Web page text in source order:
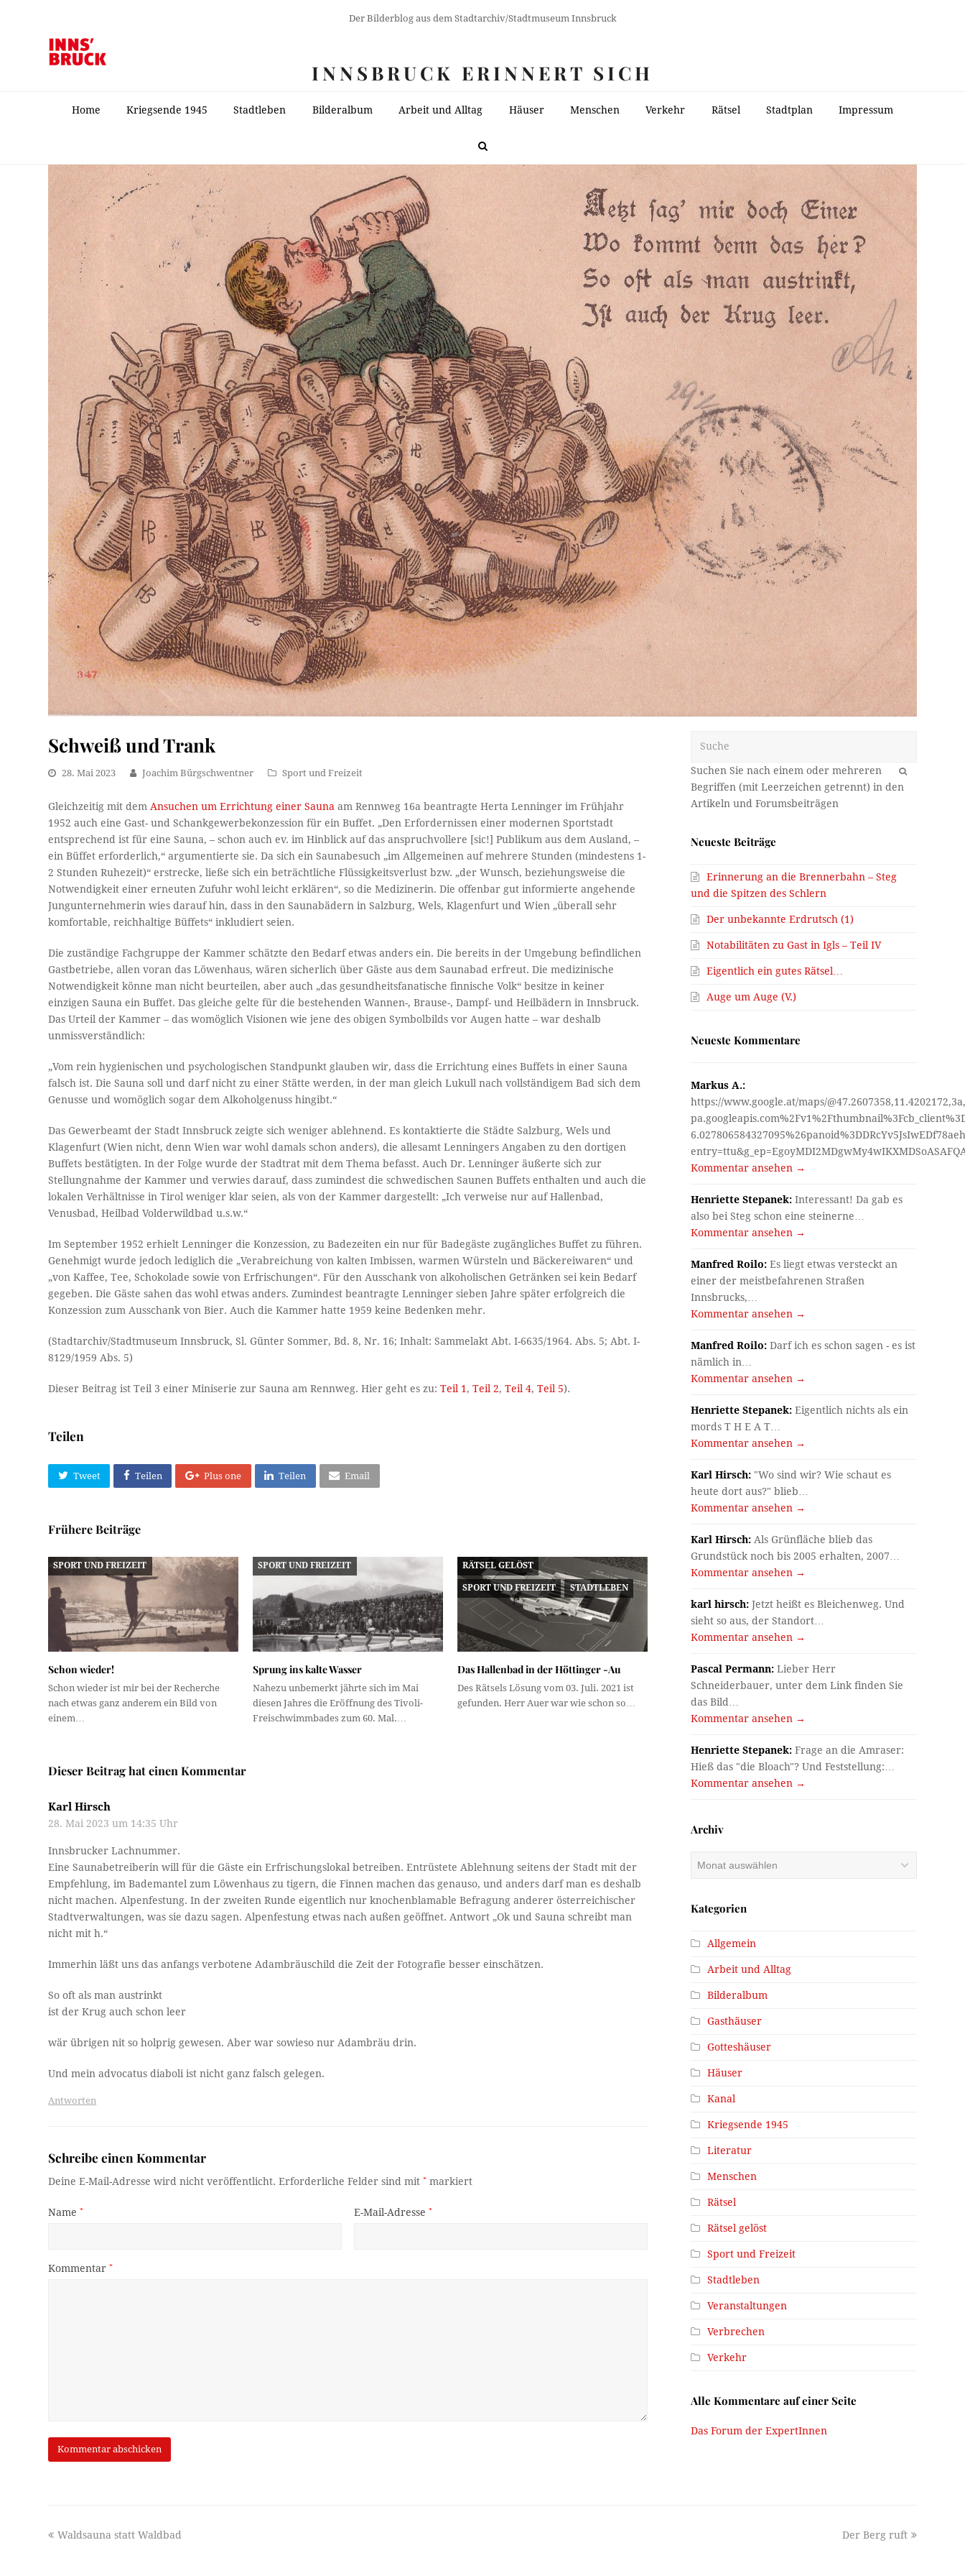
Der Bilderblog aus dem Stadtarchiv/Stadtmuseum Innsbruck
INNSBRUCK ERINNERT SICH
Home Kriegsende 1945 Stadtleben Bilderalbum Arbeit und Alltag Häuser Menschen Verkehr Rätsel Stadtplan Impressum
Schweiß und Trank
28. Mai 2023 Joachim Bürgschwentner Sport und Freizeit
Gleichzeitig mit dem Ansuchen um Errichtung einer Sauna am Rennweg 16a beantragte Herta Lenninger im Frühjahr
1952 auch eine Gast- und Schankgewerbekonzession für ein Buffet. „Den Erfordernissen einer modernen Sportstadt
entsprechend ist für eine Sauna, – schon auch ev. im Hinblick auf das anspruchvollere [sic!] Publikum aus dem Ausland, –
ein Büffet erforderlich,“ argumentierte sie. Da sich ein Saunabesuch „im Allgemeinen auf mehrere Stunden (mindestens 1-
2 Stunden Ruhezeit)“ erstrecke, ließe sich ein beträchtliche Flüssigkeitsverlust bzw. „der Wunsch, beziehungsweise die
Notwendigkeit einer erneuten Zufuhr wohl leicht erklären“, so die Medizinerin. Die offenbar gut informierte angehende
Jungunternehmerin wies darauf hin, dass in den Saunabädern in Salzburg, Wels, Klagenfurt und Wien „überall sehr
komfortable, reichhaltige Büffets“ inkludiert seien.
Die zuständige Fachgruppe der Kammer schätzte den Bedarf etwas anders ein. Die bereits in der Umgebung befindlichen
Gastbetriebe, allen voran das Löwenhaus, wären sicherlich über Gäste aus dem Saunabad erfreut. Die medizinische
Notwendigkeit könne man nicht beurteilen, aber auch „das gesundheitsfanatische finnische Volk“ besitze in keiner
einzigen Sauna ein Buffet. Das gleiche gelte für die bestehenden Wannen-, Brause-, Dampf- und Heilbädern in Innsbruck.
Das Urteil der Kammer – das womöglich Visionen wie jene des obigen Symbolbilds vor Augen hatte – war deshalb
unmissverständlich:
„Vom rein hygienischen und psychologischen Standpunkt glauben wir, dass die Errichtung eines Buffets in einer Sauna
falsch ist. Die Sauna soll und darf nicht zu einer Stätte werden, in der man gleich Lukull nach vollständigem Bad sich dem
Genusse und womöglich sogar dem Alkoholgenuss hingibt.“
Das Gewerbeamt der Stadt Innsbruck zeigte sich weniger ablehnend. Es kontaktierte die Städte Salzburg, Wels und
Klagenfurt (Wien nicht, denn Wien war wohl damals schon anders), die allesamt Lenningers Angaben zu den dortigen
Buffets bestätigten. In der Folge wurde der Stadtrat mit dem Thema befasst. Auch Dr. Lenninger äußerte sich zur
Stellungnahme der Kammer und verwies darauf, dass zumindest die schwedischen Saunen Buffets enthalten und auch die
lokalen Verhältnisse in Tirol weniger klar seien, als von der Kammer dargestellt: „Ich verweise nur auf Hallenbad,
Venusbad, Heilbad Volderwildbad u.s.w.“
Im September 1952 erhielt Lenninger die Konzession, zu Badezeiten ein nur für Badegäste zugängliches Buffet zu führen.
Genehmigt wurde jedoch lediglich die „Verabreichung von kalten Imbissen, warmen Würsteln und Bäckereiwaren“ und
„von Kaffee, Tee, Schokolade sowie von Erfrischungen“. Für den Ausschank von alkoholischen Getränken sei kein Bedarf
gegeben. Die Gäste sahen das wohl etwas anders. Zumindest beantragte Lenninger sieben Jahre später erfolgreich die
Konzession zum Ausschank von Bier. Auch die Kammer hatte 1959 keine Bedenken mehr.
(Stadtarchiv/Stadtmuseum Innsbruck, Sl. Günter Sommer, Bd. 8, Nr. 16; Inhalt: Sammelakt Abt. I-6635/1964. Abs. 5; Abt. I-
8129/1959 Abs. 5)
Dieser Beitrag ist Teil 3 einer Miniserie zur Sauna am Rennweg. Hier geht es zu:Teil 1,Teil 2,Teil 4,Teil 5).
Teilen
Tweet Teilen Plus one Teilen Email
Frühere Beiträge
SPORT UND FREIZEIT
Schon wieder!
Schon wieder ist mir bei der Recherche
nach etwas ganz anderem ein Bild von
einem…
SPORT UND FREIZEIT
Sprung ins kalte Wasser
Nahezu unbemerkt jährte sich im Mai
diesen Jahres die Eröffnung des Tivoli-
Freischwimmbades zum 60. Mal.…
RÄTSEL GELÖST
SPORT UND FREIZEIT STADTLEBEN
Das Hallenbad in der Höttinger -Au
Des Rätsels Lösung vom 03. Juli. 2021 ist
gefunden. Herr Auer war wie schon so…
Dieser Beitrag hat einen Kommentar
Karl Hirsch
28. Mai 2023 um 14:35 Uhr
Innsbrucker Lachnummer.
Eine Saunabetreiberin will für die Gäste ein Erfrischungslokal betreiben. Entrüstete Ablehnung seitens der Stadt mit der
Empfehlung, im Bademantel zum Löwenhaus zu tigern, die Finnen machen das genauso, und anders darf man es deshalb
nicht machen. Alpenfestung. In der zweiten Runde eigentlich nur knochenblamable Befragung anderer österreichischer
Stadtverwaltungen, was sie dazu sagen. Alpenfestung etwas nach außen geöffnet. Antwort „Ok und Sauna schreibt man
nicht mit h.“
Immerhin läßt uns das anfangs verbotene Adambräuschild die Zeit der Fotografie besser einschätzen.
So oft als man austrinkt
ist der Krug auch schon leer
wär übrigen nit so holprig gewesen. Aber war sowieso nur Adambräu drin.
Und mein advocatus diaboli ist nicht ganz falsch gelegen.
Antworten
Schreibe einen Kommentar
Deine E-Mail-Adresse wird nicht veröffentlicht. Erforderliche Felder sind mit* markiert
Name* E-Mail-Adresse *
Kommentar*
OK
Neueste Beiträge
Erinnerung an die Brennerbahn – Steg
und die Spitzen des Schlern
Der unbekannte Erdrutsch (1)
Notabilitäten zu Gast in Igls – Teil IV
Eigentlich ein gutes Rätsel…
Auge um Auge (V.)
Neueste Kommentare
Markus A.:
https://www.google.at/maps/
Kommentar ansehen →
Henriette Stepanek: Interessant! Da gab es
also bei Steg schon eine steinerne…
Kommentar ansehen →
Manfred Roilo: Es liegt etwas versteckt an
einer der meistbefahrenen Straßen
Innsbrucks,…
Kommentar ansehen →
Manfred Roilo: Darf ich es schon sagen - es ist
nämlich in…
Kommentar ansehen →
Henriette Stepanek: Eigentlich nichts als ein
mords T H E A T…
Kommentar ansehen →
Karl Hirsch: "Wo sind wir? Wie schaut es
heute dort aus?" blieb…
Kommentar ansehen →
Karl Hirsch: Als Grünfläche blieb das
Grundstück noch bis 2005 erhalten, 2007…
Kommentar ansehen →
karl hirsch: Jetzt heißt es Bleichenweg. Und
sieht so aus, der Standort…
Kommentar ansehen →
Pascal Permann: Lieber Herr
Schneiderbauer, unter dem Link finden Sie
das Bild…
Kommentar ansehen →
Henriette Stepanek: Frage an die Amraser:
Hieß das "die Bloach"? Und Feststellung:…
Kommentar ansehen →
Archiv
Kategorien
Allgemein
Arbeit und Alltag
Bilderalbum
Gasthäuser
Gotteshäuser
Häuser
Kanal
Kriegsende 1945
Literatur
Menschen
Rätsel
Rätsel gelöst
Sport und Freizeit
Stadtleben
Veranstaltungen
Verbrechen
Verkehr
Alle Kommentare auf einer Seite
Das Forum der ExpertInnen
previous
Waldsauna statt Waldbad
next
Der Berg ruft